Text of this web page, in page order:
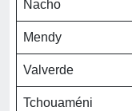
Nacho
Mendy
Valverde
Tchouaméni